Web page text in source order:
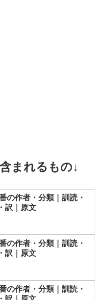
まれるもの↓
の作者・分類｜訓読・
訳｜原文
の作者・分類｜訓読・
訳｜原文
の作者・分類｜訓読・